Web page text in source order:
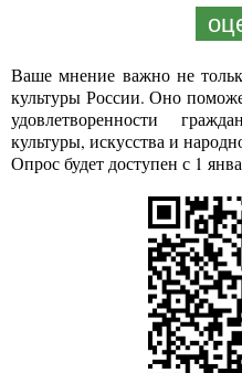
Ваше мнение важно не
культуры России. Оно
удовлетворенности
культуры, искусства и
Опрос будет доступен с 1